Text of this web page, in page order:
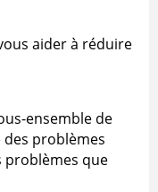
aider à réduire
ensemble de
des problèmes
problèmes que